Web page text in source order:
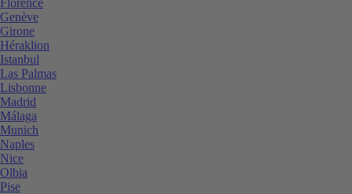
Genève
Girone
Héraklion
Istanbul
Las Palmas
Lisbonne
Madrid
Málaga
Munich
Naples
Nice
Olbia
Pise